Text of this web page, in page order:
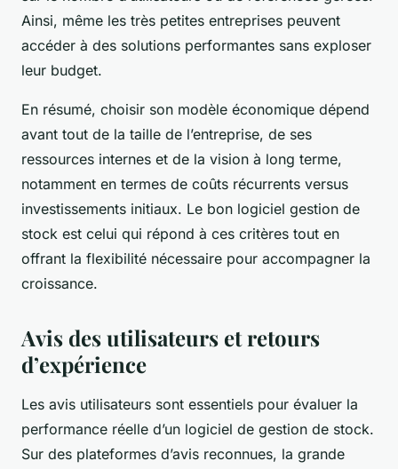
Ainsi, même les très petites entreprises peuvent
accéder à des solutions performantes sans exploser
leur budget.
En résumé, choisir son modèle économique dépend
avant tout de la taille de l’entreprise, de ses
ressources internes et de la vision à long terme,
notamment en termes de coûts récurrents versus
investissements initiaux. Le bon logiciel gestion de
stock est celui qui répond à ces critères tout en
offrant la flexibilité nécessaire pour accompagner la
croissance.
Avis des utilisateurs et retours
d’expérience
Les avis utilisateurs sont essentiels pour évaluer la
performance réelle d’un logiciel de gestion de stock.
Sur des plateformes d’avis reconnues, la grande